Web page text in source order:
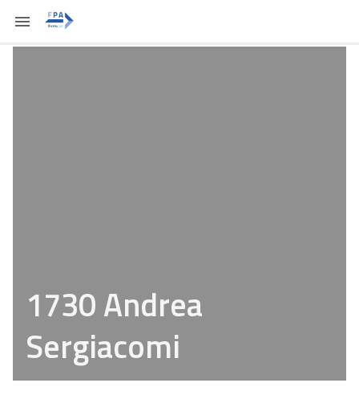
1730 Andrea
Sergiacomi